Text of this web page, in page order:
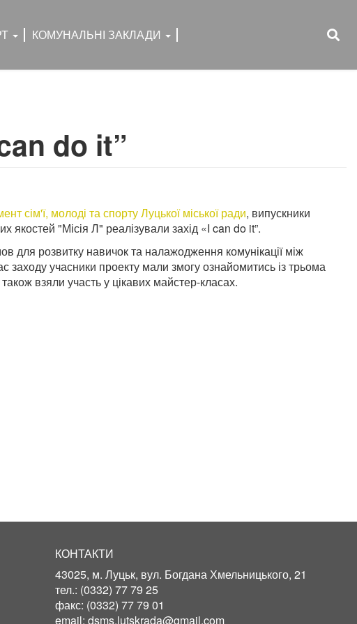
КОМУНАЛЬНІ ЗАКЛАДИ
do it”
сім'ї, молоді та спорту Луцької міської ради, випускники
якостей "Місія Л" реалізували захід «I can do it”.
для розвитку навичок та налажодження комунікації між
заходу учасники проекту мали змогу ознайомитись із трьома
взяли участь у цікавих майстер-класах.
КОНТАКТИ
43025, м. Луцьк, вул. Богдана Хмельницького, 21
тел.: (0332) 77 79 25
факс: (0332) 77 79 01
email: dsms.lutskrada@gmail.com